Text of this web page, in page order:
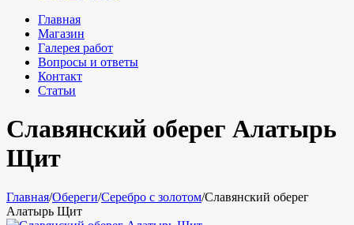
Главная
Магазин
Галерея работ
Вопросы и ответы
Контакт
Статьи
Славянский оберег Алатырь
Щит
Главная/Обереги/Серебро с золотом/Славянский оберег
Алатырь Щит